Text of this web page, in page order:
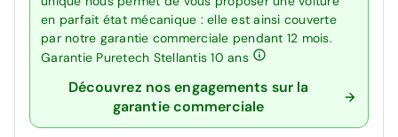
en parfait état mécanique : elle est ainsi couverte
par notre garantie commerciale pendant 12 mois.
Garantie Puretech Stellantis 10 ans
Découvrez nos engagements sur la
garantie commerciale